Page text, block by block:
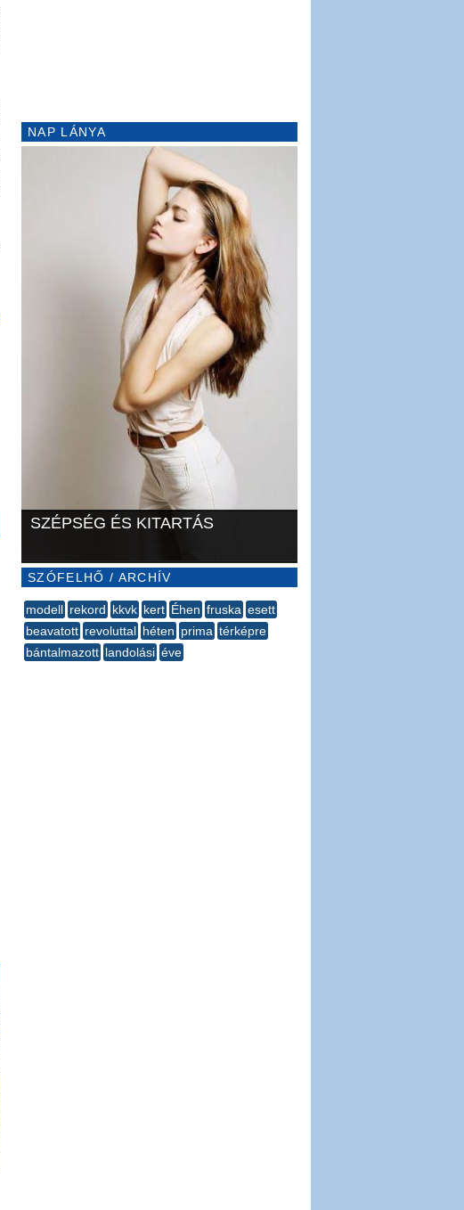
NAP LÁNYA
SZÉPSÉG ÉS KITARTÁS
SZÓFELHŐ / ARCHÍV
modell rekord kkvk kert Éhen fruska esett
beavatott revoluttal héten prima térképre
bántalmazott landolási éve